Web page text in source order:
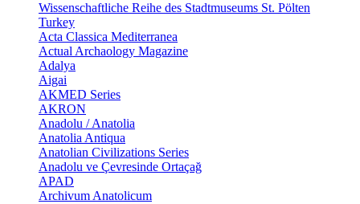
Wissenschaftliche Reihe des Stadtmuseums St. Pölten
Turkey
Acta Classica Mediterranea
Actual Archaology Magazine
Adalya
Aigai
AKMED Series
AKRON
Anadolu / Anatolia
Anatolia Antiqua
Anatolian Civilizations Series
Anadolu ve Çevresinde Ortaçağ
APAD
Archivum Anatolicum